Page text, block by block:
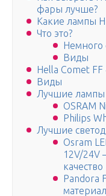
фары лучше?
Какие лампы
Что это?
Виды
Hella Comet FF
Виды
Лучшие лампы
OSRAM
Philips
Лучшие
Osram
12V/24V
качество
Pandora